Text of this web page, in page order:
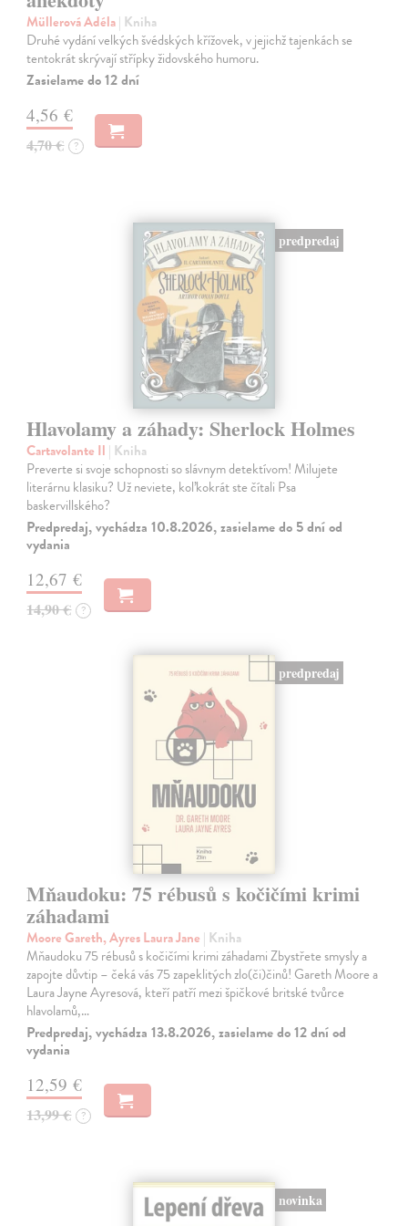
Müllerová Adéla| Kniha
Druhé vydání velkých švédských křížovek, v jejichž tajenkách se
tentokrát skrývají střípky židovského humoru.
Zasielame do 12 dní
4,56 €
4,70 € ?
predpredaj
Hlavolamy a záhady: Sherlock Holmes
Cartavolante Il | Kniha
Preverte si svoje schopnosti so slávnym detektívom! Milujete
literárnu klasiku? Už neviete, koľkokrát ste čítali Psa
baskervillského?
Predpredaj, vychádza 10.8.2026, zasielame do 5 dní od
vydania
12,67 €
14,90 € ?
predpredaj
Mňaudoku: 75 rébusů s kočičími krimi
záhadami
Moore Gareth, Ayres Laura Jane | Kniha
Mňaudoku 75 rébusů s kočičími krimi záhadami Zbystřete smysly a
zapojte důvtip – čeká vás 75 zapeklitých zlo(či)činů! Gareth Moore a
Laura Jayne Ayresová, kteří patří mezi špičkové britské tvůrce
hlavolamů,…
Predpredaj, vychádza 13.8.2026, zasielame do 12 dní od
vydania
12,59 €
13,99 € ?
novinka